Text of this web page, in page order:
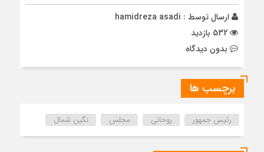
ارسال توسط : hamidreza asadi
بدون دیدگاه
برچسب ها
رئیس جمهور روحانی مجلس نگین شمال